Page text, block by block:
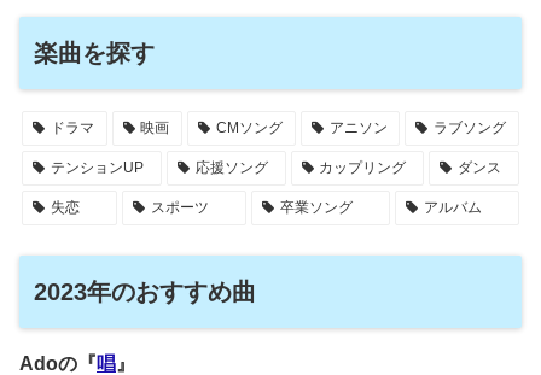
楽曲を探す
ドラマ 映画 CMソング アニソン ラブソング
テンションUP 応援ソング カップリング ダンス
失恋 スポーツ 卒業ソング アルバム
2023年のおすすめ曲
Adoの『唱 』